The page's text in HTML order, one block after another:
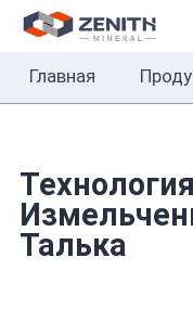
Главная
Решения
Проекты
Главная
Технология
Талька